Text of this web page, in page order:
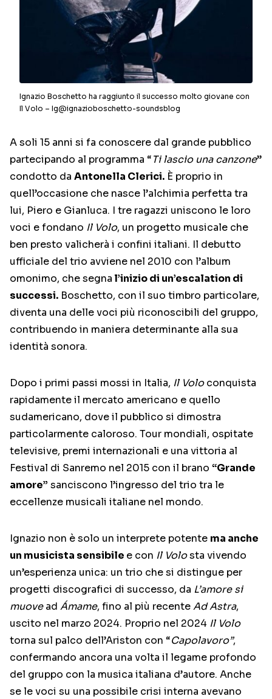
Ignazio Boschetto ha raggiunto il successo molto giovane con
Il Volo – Ig@ignazioboschetto-soundsblog
A soli 15 anni si fa conoscere dal grande pubblico
partecipando al programma “Ti lascio una canzone”
condotto da Antonella Clerici. È proprio in
quell’occasione che nasce l’alchimia perfetta tra
lui, Piero e Gianluca. I tre ragazzi uniscono le loro
voci e fondano Il Volo, un progetto musicale che
ben presto valicherà i confini italiani. Il debutto
ufficiale del trio avviene nel 2010 con l’album
omonimo, che segna l’inizio di un’escalation di
successi. Boschetto, con il suo timbro particolare,
diventa una delle voci più riconoscibili del gruppo,
contribuendo in maniera determinante alla sua
identità sonora.
Dopo i primi passi mossi in Italia, Il Voloconquista
rapidamente il mercato americano e quello
sudamericano, dove il pubblico si dimostra
particolarmente caloroso. Tour mondiali, ospitate
televisive, premi internazionali e una vittoria al
Festival di Sanremo nel 2015 con il brano “Grande
amore” sanciscono l’ingresso del trio tra le
eccellenze musicali italiane nel mondo.
Ignazio non è solo un interprete potente ma anche
un musicista sensibile e con Il Volosta vivendo
un’esperienza unica: un trio che si distingue per
progetti discografici di successo, da L’amore si
muovead Ámame, fino al più recenteAd Astra,
uscito nel marzo 2024. Proprio nel 2024 Il Volo
torna sul palco dell’Ariston con “Capolavoro”,
confermando ancora una volta il legame profondo
del gruppo con la musica italiana d’autore. Anche
se le voci su una possibile crisi interna avevano